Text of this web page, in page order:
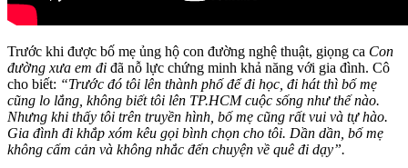
Trước khi được bố mẹ ủng hộ con đường nghệ thuật, giọng ca Con
đường xưa em đi đã nỗ lực chứng minh khả năng với gia đình. Cô
cho biết: “Trước đó tôi lên thành phố để đi học, đi hát thì bố mẹ
cũng lo lắng, không biết tôi lên TP.HCM cuộc sống như thế nào.
Nhưng khi thấy tôi trên truyền hình, bố mẹ cũng rất vui và tự hào.
Gia đình đi khắp xóm kêu gọi bình chọn cho tôi. Dần dần, bố mẹ
không cấm cản và không nhắc đến chuyện về quê đi dạy”.